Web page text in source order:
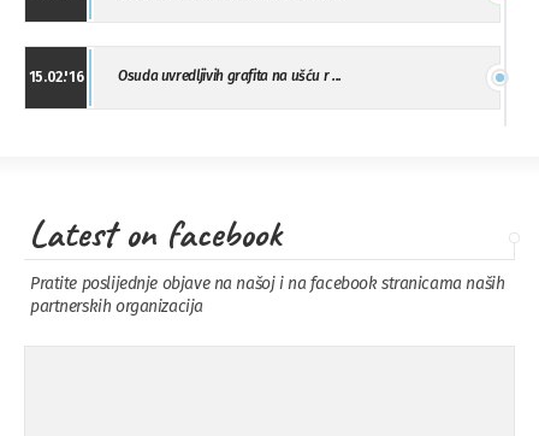
15.02.'16 Osuda uvredljivih grafita na ušću r ...
13.11.'15 Osuda napada u Drvaru
Pe ...
Latest on facebook
Pratite poslijednje objave na našoj i na facebook stranicama naših
partnerskih organizacija